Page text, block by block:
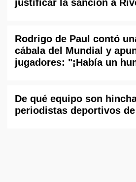
justificar la sanción a
Rodrigo de Paul contó
cábala del Mundial y
jugadores: "¡Había un
De qué equipo son
periodistas deportivos